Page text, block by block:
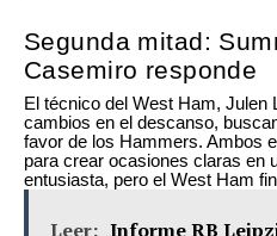
Segunda mitad:
Casemiro responde
El técnico del West Ham, Julen
cambios en el descanso,
favor de los Hammers. Ambos
para crear ocasiones claras en
entusiasta, pero el West Ham
Leer: Informe RB